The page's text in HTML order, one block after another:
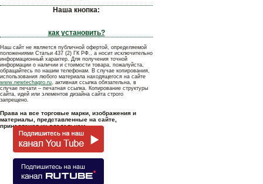
Наша кнопка:
как установить?
Наш сайт не является публичной офертой, определяемой
положениями Статьи 437 (2) ГК РФ., а носит исключительно
информационный характер. Для получения точной
информации о наличии и стоимости товара, пожалуйста,
обращайтесь по нашим телефонам. В случае копирования,
использования любого материала находящегося на сайте
www.newtechagro.ru, активная ссылка обязательна, в
случае печати – печатная ссылка. Копирование структуры
сайта, идей или элементов дизайна сайта строго
запрещено.
Права на все торговые марки, изображения и
материалы, представленные на сайте,
принадлежат их владельцам.